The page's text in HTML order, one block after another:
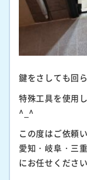
鍵をさしても回
特殊工具を使用
^_^
この度はご依頼
愛知・岐阜・三
にお任せください